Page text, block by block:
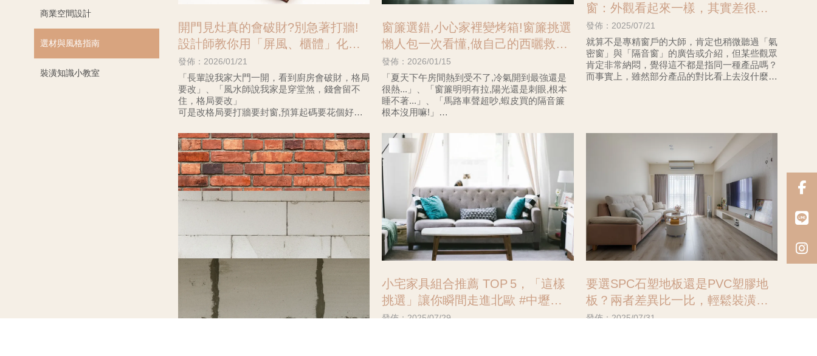
商業空間設計
選材與風格指南
裝潢知識小教室
開門見灶真的會破財?別急著打牆!
設計師教你用「屏風、櫃體」化解
四大常見穿堂煞 #中壢室內設計公
司推薦
發佈：2026/01/21
「長輩說我家大門一開，看到廚房會破財，格局
要改」、「風水師說我家是穿堂煞，錢會留不
住，格局要改」
可是改格局要打牆要封窗,預算起碼要花個好幾
的方
窗簾選錯,小心家裡變烤箱!窗簾挑選
懶人包一次看懂,做自己的西曬救星!
#中壢住宅設計
發佈：2026/01/15
「夏天下午房間熱到受不了,冷氣開到最強還是
很熱...」、「窗簾明明有拉,陽光還是刺眼,根本
睡不著...」、「馬路車聲超吵,蝦皮買的隔音簾
根本沒用嘛!」
窗：外觀看起來一樣，其實差很
大？#中壢住宅設計#中壢新屋設計
發佈：2025/07/21
就算不是專精窗戶的大師，肯定也稍微聽過「氣
密窗」與「隔音窗」的廣告或介紹，但某些觀眾
肯定非常納悶，覺得這不都是指同一種產品嗎？
而事實上，雖然部分產品的對比看上去沒什麼差
小宅家具組合推薦 TOP 5，「這樣
挑選」讓你瞬間走進北歐 #中壢住
宅設計#中壢新屋設計
發佈：2025/07/29
要選SPC石塑地板還是PVC塑膠地
板？兩者差異比一比，輕鬆裝潢不
踩雷！#中壢室內設計公司#中壢空
發佈：2025/07/31